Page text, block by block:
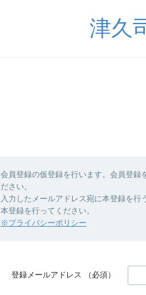
津久
会員登録の仮登録を行います。会員登録
ださい。
入力したメールアドレス宛に本登録を行
本登録を行ってください。
※プライバシーポリシー
登録メールアドレス （必須）